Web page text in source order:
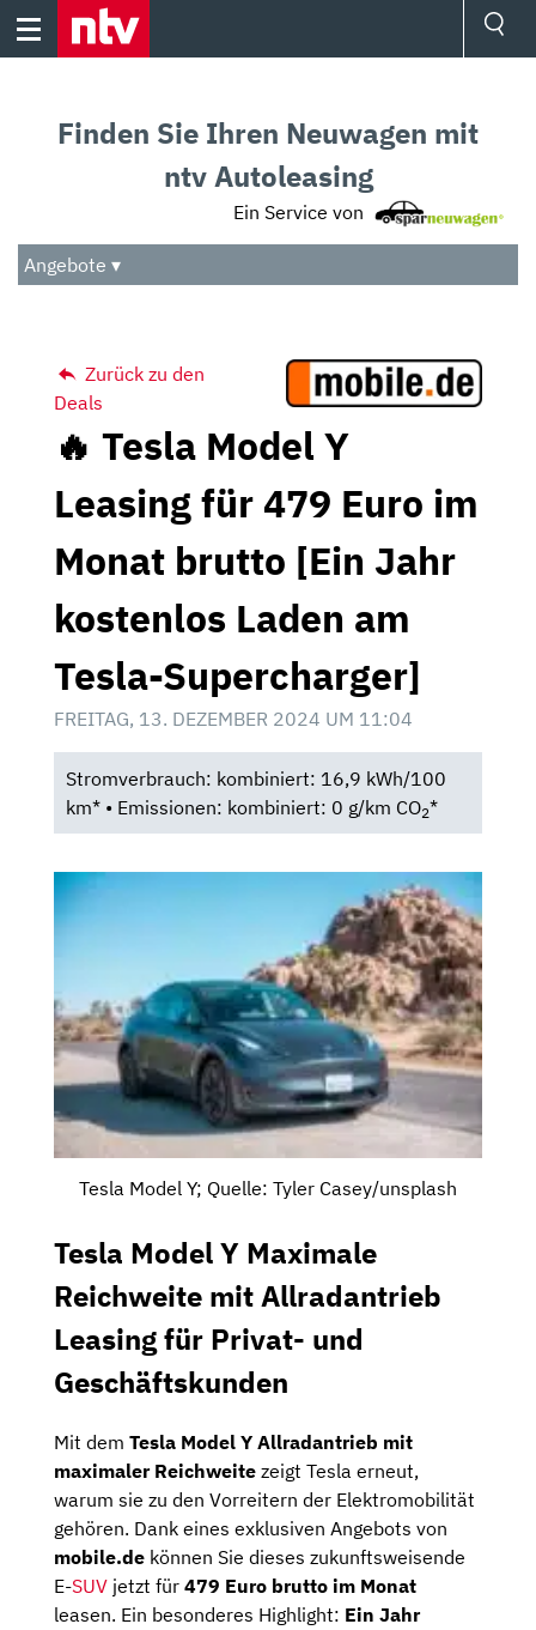
Skip
Audio
Das Beste
Finden Sie Ihren Neuwagen mit
ntv Autoleasing
Ein Service von
Angebote ▾
Zurück zu den
Deals
🔥 Tesla Model Y
Leasing für 479 Euro im
Monat brutto [Ein Jahr
kostenlos Laden am
Tesla-Supercharger]
FREITAG, 13. DEZEMBER 2024 UM 11:04
Stromverbrauch: kombiniert: 16,9 kWh/100
km* • Emissionen: kombiniert: 0 g/km CO2*
Tesla Model Y; Quelle: Tyler Casey/unsplash
Tesla Model Y Maximale
Reichweite mit Allradantrieb
Leasing für Privat- und
Geschäftskunden
Mit dem Tesla Model Y Allradantrieb mit
maximaler Reichweite zeigt Tesla erneut,
warum sie zu den Vorreitern der Elektromobilität
gehören. Dank eines exklusiven Angebots von
mobile.de können Sie dieses zukunftsweisende
E-SUV jetzt für 479 Euro brutto im Monat
leasen. Ein besonderes Highlight: Ein Jahr